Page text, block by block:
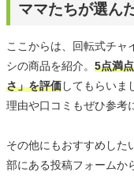
ママたちが選ん
ここからは、回転式チャ
シの商品を紹介。 5点満
さ」を評価してもらいま
理由や口コミもぜひ参考
その他にもおすすめした
部にある投稿フォームか